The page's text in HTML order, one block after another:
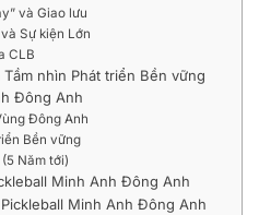
và Giao lưu
Sự kiện Lớn
CLB
nhìn Phát triển Bền vững
Đông Anh
Đông Anh
Bền vững
Năm tới)
Minh Anh Đông Anh
Minh Anh Đông Anh